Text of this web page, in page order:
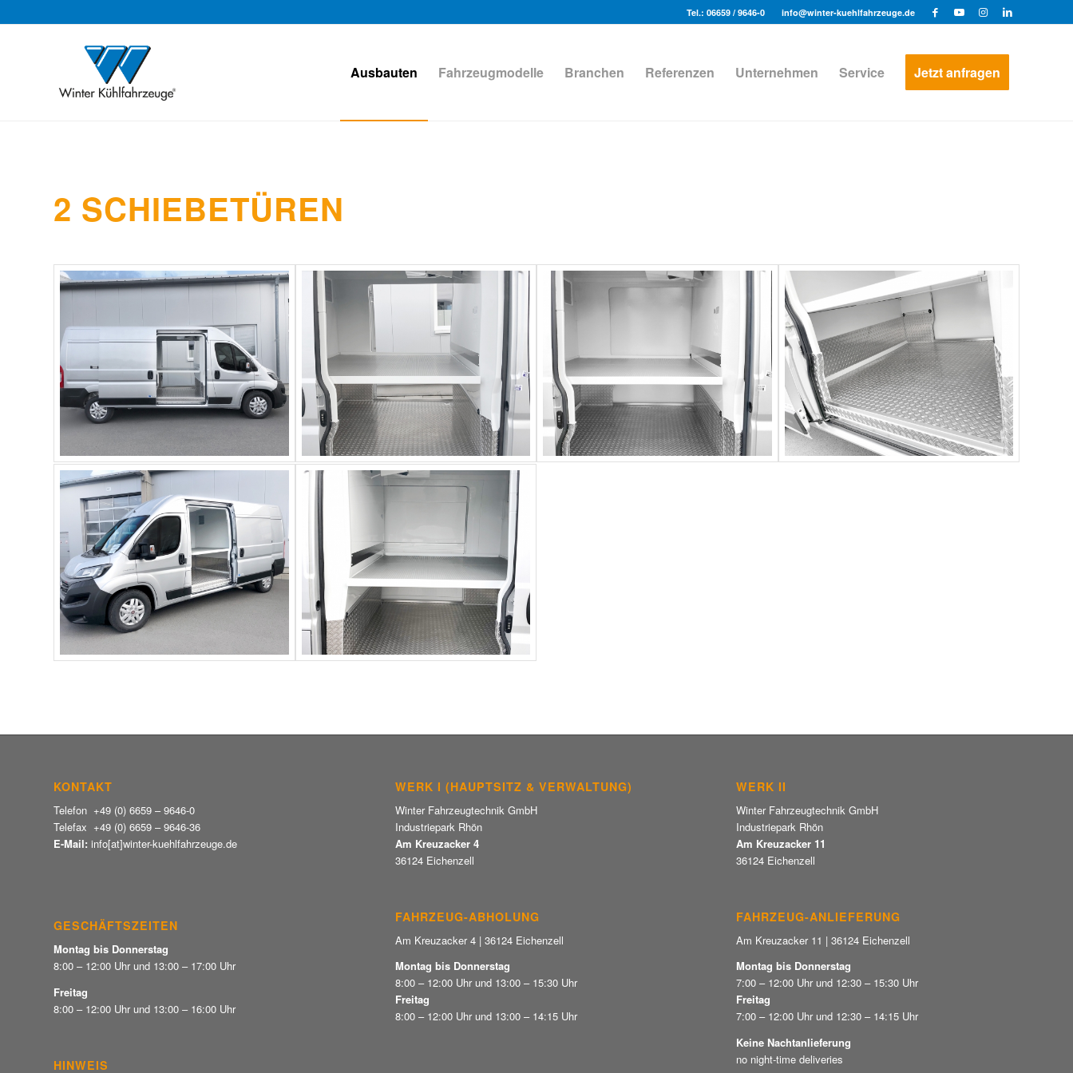
Tel.: 06659 / 9646-0 info@winter-kuehlfahrzeuge.de
Ausbauten Fahrzeugmodelle Branchen Referenzen Unternehmen Service Jetzt anfragen
2 SCHIEBETÜREN
KONTAKT
Telefon +49 (0) 6659 – 9646-0
Telefax +49 (0) 6659 – 9646-36
E-Mail: info[at]winter-kuehlfahrzeuge.de
GESCHÄFTSZEITEN
Montag bis Donnerstag
8:00 – 12:00 Uhr und 13:00 – 17:00 Uhr
Freitag
8:00 – 12:00 Uhr und 13:00 – 16:00 Uhr
HINWEIS
WERK I (HAUPTSITZ & VERWALTUNG)
Winter Fahrzeugtechnik GmbH
Industriepark Rhön
Am Kreuzacker 4
36124 Eichenzell
FAHRZEUG-ABHOLUNG
Am Kreuzacker 4 | 36124 Eichenzell
Montag bis Donnerstag
8:00 – 12:00 Uhr und 13:00 – 15:30 Uhr
Freitag
8:00 – 12:00 Uhr und 13:00 – 14:15 Uhr
WERK II
Winter Fahrzeugtechnik GmbH
Industriepark Rhön
Am Kreuzacker 11
36124 Eichenzell
FAHRZEUG-ANLIEFERUNG
Am Kreuzacker 11 | 36124 Eichenzell
Montag bis Donnerstag
7:00 – 12:00 Uhr und 12:30 – 15:30 Uhr
Freitag
7:00 – 12:00 Uhr und 12:30 – 14:15 Uhr
Keine Nachtanlieferung
no night-time deliveries